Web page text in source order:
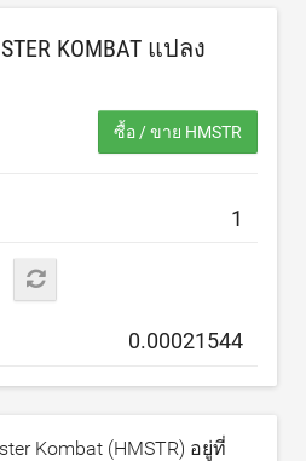
KOMBAT แปลง
ซื้อ / ขาย HMSTR
Kombat (HMSTR) อยู่ที่